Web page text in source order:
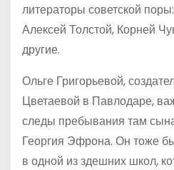
литераторы советской
Алексей Толстой, Корней
другие.
Ольге Григорьевой,
Цветаевой в Павлодаре,
следы пребывания там
Георгия Эфрона. Он тоже
в одной из здешних школ,